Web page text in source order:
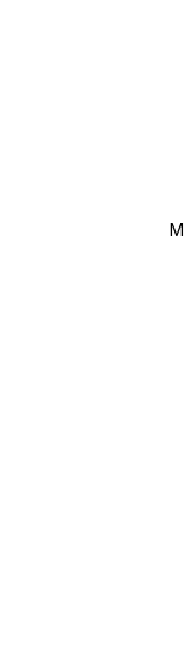
STOK BİLGİSİNİ
Canon
Advance C3320
STOK BİLGİSİNİ